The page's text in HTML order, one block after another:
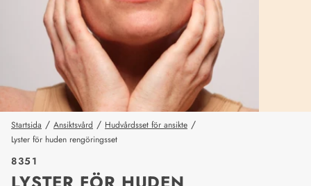
Startsida / Ansiktsvård / Hudvårdsset för ansikte /
Lyster för huden rengöringsset
8351